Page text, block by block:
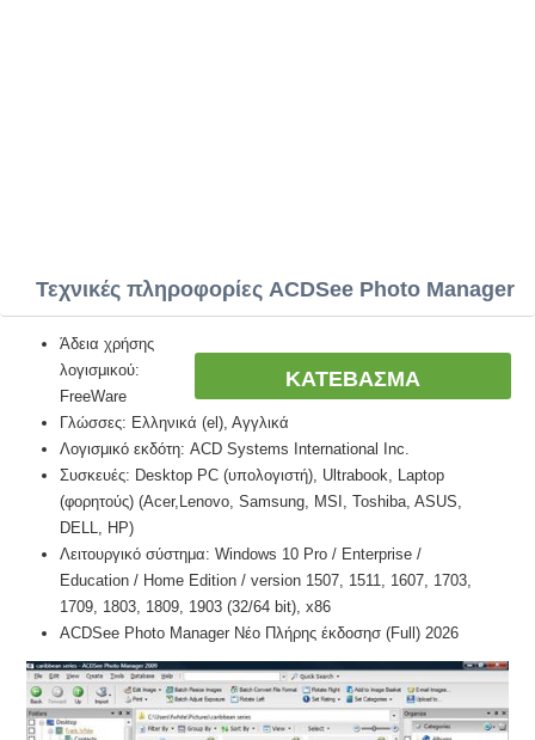
Τεχνικές πληροφορίες ACDSee Photo Manager
ΚΑΤΕΒΑΣΜΑ
Άδεια χρήσης
λογισμικού:
FreeWare
Γλώσσες: Ελληνικά (el), Αγγλικά
Λογισμικό εκδότη: ACD Systems International Inc.
Συσκευές: Desktop PC (υπολογιστή), Ultrabook, Laptop
(φορητούς) (Acer,Lenovo, Samsung, MSI, Toshiba, ASUS,
DELL, HP)
Λειτουργικό σύστημα: Windows 10 Pro / Enterprise /
Education / Home Edition / version 1507, 1511, 1607, 1703,
1709, 1803, 1809, 1903 (32/64 bit), x86
ACDSee Photo Manager Νέο Πλήρης έκδοσησ (Full) 2026